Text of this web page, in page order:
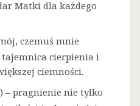
Matki dla każdego
czemuś mnie
tajemnica cierpienia i
ciemności.
– pragnienie nie tylko